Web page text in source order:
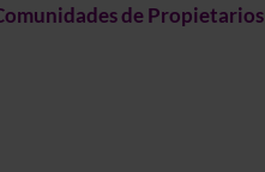
de Propietarios